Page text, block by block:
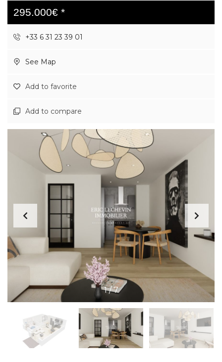
295.000€ *
+33 6 31 23 39 01
See Map
Add to favorite
Add to compare
1/7